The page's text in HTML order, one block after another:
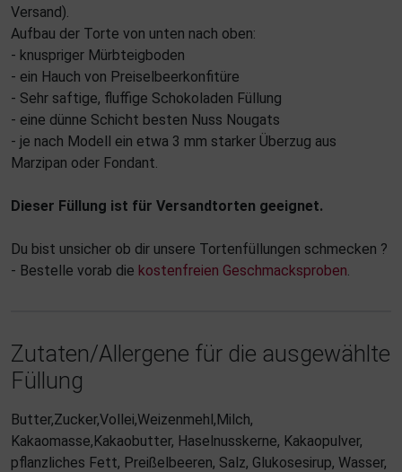
Versand).
Aufbau der Torte von unten nach oben:
- knuspriger Mürbteigboden
- ein Hauch von Preiselbeerkonfitüre
- Sehr saftige, fluffige Schokoladen Füllung
- eine dünne Schicht besten Nuss Nougats
- je nach Modell ein etwa 3 mm starker Überzug aus
Marzipan oder Fondant.
Dieser Füllung ist für Versandtorten geeignet.
Du bist unsicher ob dir unsere Tortenfüllungen schmecken ?
- Bestelle vorab die kostenfreien Geschmacksproben.
Zutaten/Allergene für die ausgewählte
Füllung
Butter,Zucker,Vollei,Weizenmehl,Milch,
Kakaomasse,Kakaobutter, Haselnusskerne, Kakaopulver,
pflanzliches Fett, Preißelbeeren, Salz, Glukosesirup, Wasser,